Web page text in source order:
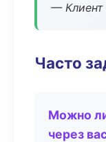
— Клиент
Часто
Можно
через